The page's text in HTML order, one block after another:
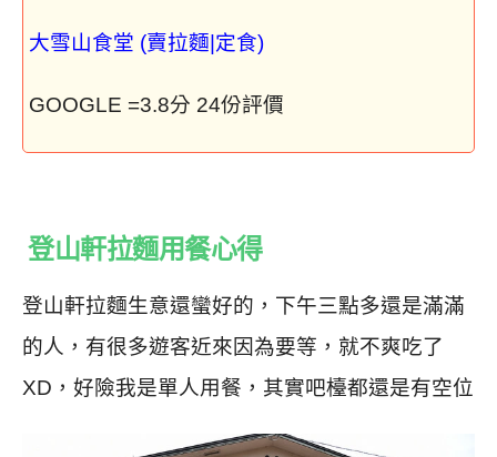
大雪山食堂 (賣拉麵|定食)
GOOGLE =3.8分 24份評價
登山軒拉麵用餐心得
登山軒拉麵生意還蠻好的，下午三點多還是滿滿
的人，有很多遊客近來因為要等，就不爽吃了
XD，好險我是單人用餐，其實吧檯都還是有空位